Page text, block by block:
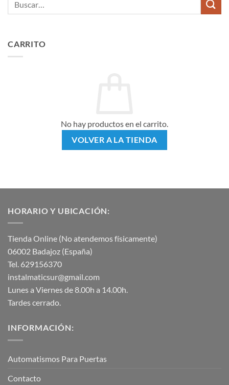
CARRITO
No hay productos en el carrito.
VOLVER A LA TIENDA
HORARIO Y UBICACIÓN:
Tienda Online (No atendemos físicamente)
06002 Badajoz (España)
Tel. 629156370
instalmaticsur@gmail.com
Lunes a Viernes de 8.00h a 14.00h.
Tardes cerrado.
INFORMACIÓN:
Automatismos Para Puertas
Contacto